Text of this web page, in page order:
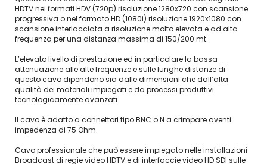
HDTV nei formati HDV (720p) risoluzione 1280x720 con scansione
progressiva o nel formato HD (1080i) risoluzione 1920x1080 con
scansione interlacciata a risoluzione molto elevata e ad alta
frequenza per una distanza massima di 150/200 mt.
L’elevato livello di prestazione ed in particolare la bassa
attenuazione alle alte frequenze e sulle lunghe distanze di
questo cavo dipendono sia dalle dimensioni che dall’alta
qualità dei materiali impiegati e da processi produttivi
tecnologicamente avanzati.
Il cavo è adatto a connettori tipo BNC o N a crimpare aventi
impedenza di 75 Ohm.
Cavo professionale che può essere impiegato nelle installazioni
Broadcast di regie video HDTV e di interfaccie video HD SDI sulle